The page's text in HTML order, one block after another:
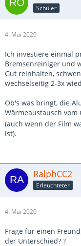
Schüler
4. Mai 2020
Ich investiere einmal
Bremsenreiniger und
Gut reinhalten,
wechselseitig 2-3x
Ob's was bringt, die
Wärmeaustausch
(auch wenn der Film
ist).
RalphCC2
Erleuchteter
4. Mai 2020
Frage für einen
der Unterschied? ?